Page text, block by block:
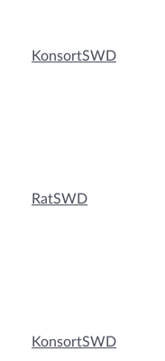
KonsortSWD
RatSWD
KonsortSWD